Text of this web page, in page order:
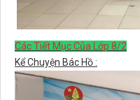
Các Tiết Mục Của Lớp 8/2
Kể Chuyện Bác Hồ :